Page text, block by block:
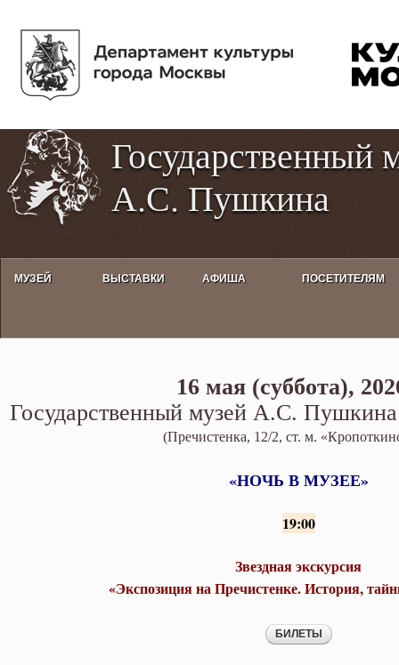
Государственный
А.С. Пушкина
МУЗЕЙ ВЫСТАВКИ АФИША ПОСЕТИТЕЛЯМ
Звездная экскурсия
открытия»
16 мая (суббота),
Государственный музей А.С.
(Пречистенка, 12/2, ст. м.
«НОЧЬ В МУЗЕЕ»
19:00
Звездная экскурсия
«Экспозиция на Пречистенке. История,